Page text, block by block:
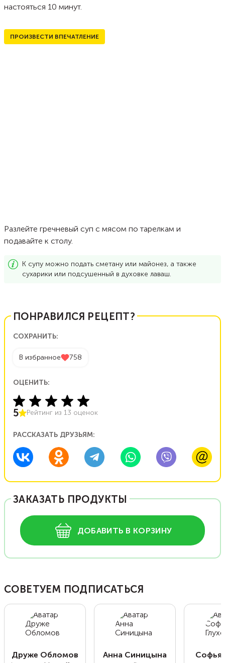
настояться 10 минут.
ПРОИЗВЕСТИ ВПЕЧАТЛЕНИЕ
Разлейте гречневый суп с мясом по тарелкам и
подавайте к столу.
К супу можно подать сметану или майонез, а также
сухарики или подсушенный в духовке лаваш.
ПОНРАВИЛСЯ РЕЦЕПТ?
СОХРАНИТЬ:
В избранное 758
ОЦЕНИТЬ:
5 Рейтинг из 13 оценок
РАССКАЗАТЬ ДРУЗЬЯМ:
ЗАКАЗАТЬ ПРОДУКТЫ
ДОБАВИТЬ В КОРЗИНУ
СОВЕТУЕМ ПОДПИСАТЬСЯ
Друже Обломов Анна Синицына Софья